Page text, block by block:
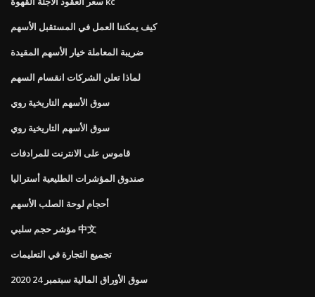
كيف يمكننا العمل في المستقبل الأسهم
ضريبة المعاملة خيار الأسهم المقيدة
لماذا تعلن الشركات انقسام السهم
سوق الأسهم التاريخية روي
سوق الأسهم التاريخية روي
قاموس على الانترنت للمرادفات
صندوق المؤشرات الطليعية أستراليا
أحجام لوحة الصلب الأسهم
مؤشر حجم سلبي 中文
تجميع التجارة في التعليمات
سوق الأوراق المالية سبتمبر 24 2020